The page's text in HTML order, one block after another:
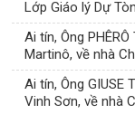
Lớp Giáo lý Dự
Ai tín, Ông
Martinô, về nhà
Ai tín, Ông GIUSE
Vinh Sơn, về nhà